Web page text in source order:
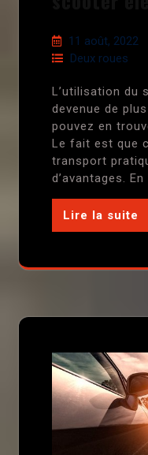
11 août, 2022
Deux roues
L’utilisation du
devenue de
pouvez en
Le fait est que
transport
d’avantages.
Lire la suite